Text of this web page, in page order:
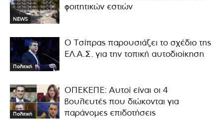
NEWS
φοιτητικών εστιών
Πολιτική
Ο Τσίπρας παρουσιάζει το σχέδιο της
ΕΛ.Α.Σ. για την τοπική αυτοδιοίκηση
Πολιτική
ΟΠΕΚΕΠΕ: Αυτοί είναι οι 4
βουλευτές που διώκονται για
παράνομες επιδοτήσεις